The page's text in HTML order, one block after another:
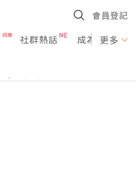
會員登記
社群熱話 成為U更多